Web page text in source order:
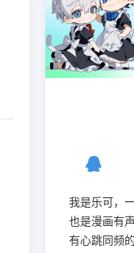
我是‌乐可，
也是漫画有
有心跳同频